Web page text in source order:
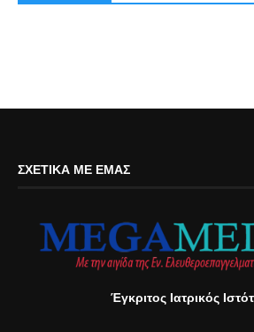
ΣΧΕΤΙΚΆ ΜΕ ΕΜΆΣ
Έγκριτος Ιατρικός